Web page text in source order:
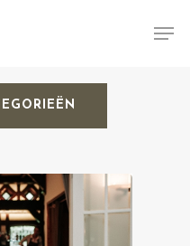
to close